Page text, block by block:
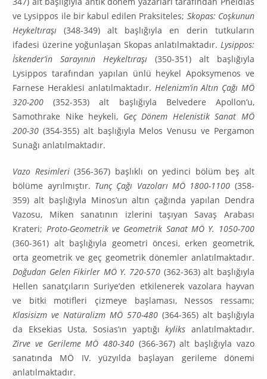
ve Lysippos ile bir kabul edilen Praksiteles; Skopas: Coşkunun
Hey­kel­tıraşı(348-349) alt başlığıyla en derin tutkuların
ifadesi üzerine yoğunlaşan Skopas anlatıl­maktadır. Lysippos:
İskender’in Sarayının Heykeltıraşı (350-351) alt başlığıyla
Lysippos tara­fından yapılan ünlü heykel Apoksymenos ve
Farnese Heraklesi anlatılmaktadır. Helenizm’in Altın Çağı MÖ
320-200 (352-353) alt başlığıyla Belvedere Apollon’u,
Samothrake Nike heykeli, Geç Dönem Helenistik Sanat MÖ
200-30(354-355) alt başlığıyla Melos Venusu ve Pergamon
Sunağı anlatıl­maktadır.
Vazo Resimleri(356-367) başlıklı on yedinci bölüm beş alt
bölüme ayrılmıştır. Tunç Çağı Vazoları MÖ 1800-1100 (358-
359) alt başlığıyla Minos’un altın çağında yapılan Dendra
Vazosu, Miken sanatının izlerini taşıyan Savaş Arabası
Krateri; Proto-Geometrik ve Geometrik Sanat MÖ Y. 1050-700
(360-361) alt başlığıyla geometri öncesi, erken geometrik,
orta geometrik ve geç geometrik dönemler anlatılmaktadır.
Doğudan Gelen Fikirler MÖ Y. 720-570 (362-363) alt başlı­ğıyla
Hellen sanatçıların Suriye’den etkilenerek vazolara hayvan
ve bitki motifleri çizmeye başla­ması, Nessos ressamı;
Klasisizm ve Natüralizm MÖ 570-480(364-365) alt başlığıyla
da Eksekias Usta, Sosias’ın yaptığıkyliks anlatılmaktadır.
Zirve ve Gerileme MÖ 480-340 (366-367) alt başlı­ğıyla vazo
sanatında MÖ IV. yüzyılda başlayan gerileme dönemi
anlatılmaktadır.